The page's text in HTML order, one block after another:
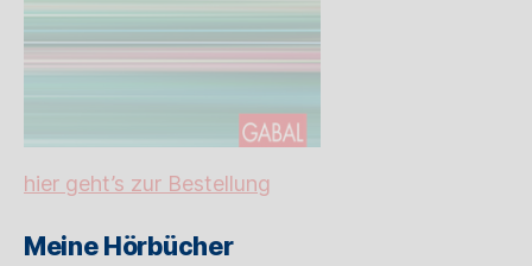
hier geht’s zur Bestellung
Meine Hörbücher